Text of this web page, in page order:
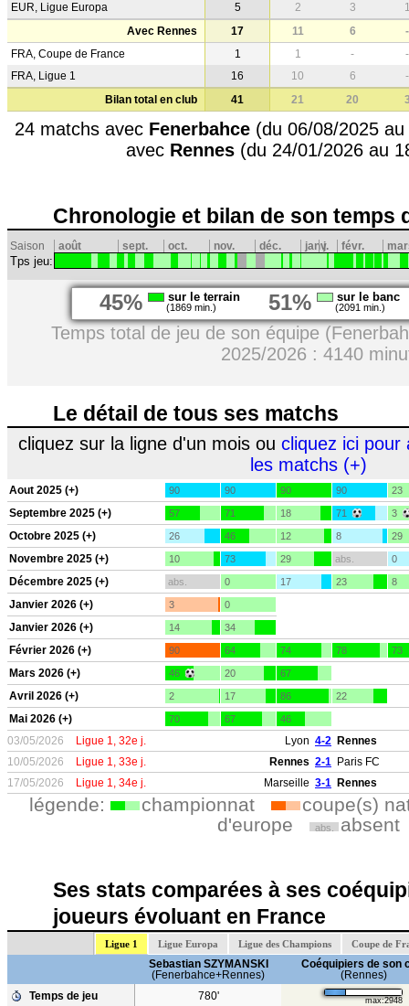
EUR, Ligue Europa
5 2 3
Avec Rennes
17 11 6
-
FRA, Coupe de France
1 1 -
-
FRA, Ligue 1
16 10 6
-
Bilan total en club
41 21 20
24 matchs avec Fenerbahce (du 06/08/2025
avec Rennes(du 24/01/2026 au
Chronologie et bilan de son temps
Saison août sept. oct. nov. déc. janv.
j févr.
Tps jeu:
45% sur le terrain
(1869 min.) 51% sur le banc
(2091 min.)
Temps total de jeu de son équipe
2025/2026 : 4140
Le détail de tous ses matchs
cliquez sur la ligne d'un mois ou cliquez ici pour
les matchs (+)
Aout 2025 (+) 90 90 90 90 23
Septembre 2025 (+) 57 71 18 71 3
Octobre 2025 (+) 26 46 12 8 29
Novembre 2025 (+) 10 73 29 abs. 0
Décembre 2025 (+) abs. 0 17 23 8
Janvier 2026 (+) 3 0
Janvier 2026 (+) 14 34
Février 2026 (+) 90 64 74 78 73
Mars 2026 (+) 46 20 67
Avril 2026 (+) 2 17 86 22
Mai 2026 (+) 70 67 46
03/05/2026 Ligue 1, 32e j. Lyon 4-2 Rennes
10/05/2026
Ligue 1, 33e j. Rennes 2-1 Paris FC
17/05/2026
Ligue 1, 34e j. Marseille 3-1 Rennes
légende: championnat
coupe(s)
d'europe
abs. absent
Ses stats comparées à ses
joueurs évoluant en France
Ligue 1 Ligue Europa Ligue des Champions Coupe de
Sebastian SZYMANSKI
(Fenerbahce+Rennes)
Coéquipiers de son
(Rennes)
Temps de jeu
780' max:2948